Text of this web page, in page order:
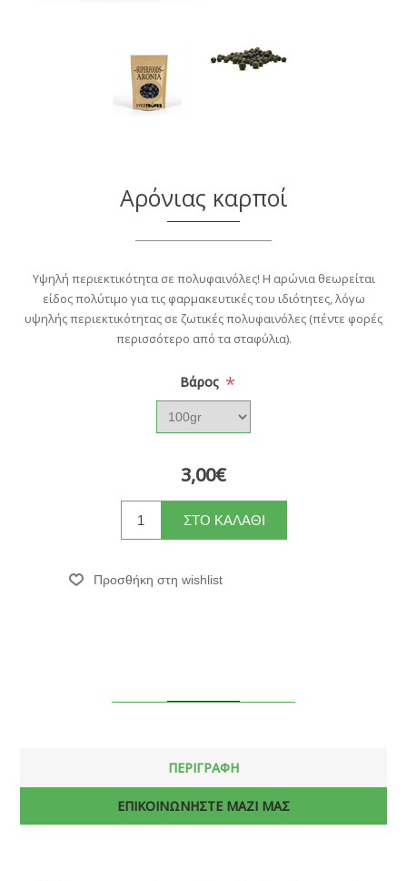
Αρόνιας καρποί
Υψηλή περιεκτικότητα σε πολυφαινόλες! Η αρώνια θεωρείται
είδος πολύτιμο για τις φαρμακευτικές του ιδιότητες, λόγω
υψηλής περιεκτικότητας σε ζωτικές πολυφαινόλες (πέντε φορές
περισσότερο από τα σταφύλια).
Bάρος *
3,00€
ΠΕΡΙΓΡΑΦΗ
ΕΠΙΚΟΙΝΩΝΗΣΤΕ ΜΑΖΙ ΜΑΣ